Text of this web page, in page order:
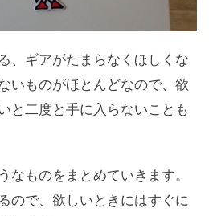
、ギアがたまらなくほしくな
いものがほとんどなので、欲
と二度と手に入らないことも
ものをまとめていきます。
ので、欲しいときにはすぐに